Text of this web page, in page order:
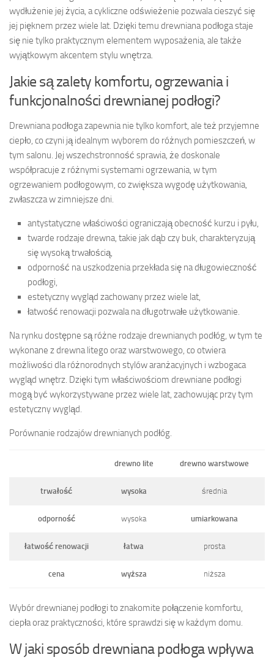
wydłużenie jej życia, a cykliczne odświeżenie pozwala cieszyć się
jej pięknem przez wiele lat. Dzięki temu drewniana podłoga staje
się nie tylko praktycznym elementem wyposażenia, ale także
wyjątkowym akcentem stylu wnętrza.
Jakie są zalety komfortu, ogrzewania i
funkcjonalności drewnianej podłogi?
Drewniana podłoga zapewnia nie tylko komfort, ale też przyjemne
ciepło, co czyni ją idealnym wyborem do różnych pomieszczeń, w
tym salonu. Jej wszechstronność sprawia, że doskonale
współpracuje z różnymi systemami ogrzewania, w tym
ogrzewaniem podłogowym, co zwiększa wygodę użytkowania,
zwłaszcza w zimniejsze dni.
antystatyczne właściwości ograniczają obecność kurzu i pyłu,
twarde rodzaje drewna, takie jak dąb czy buk, charakteryzują
się wysoką trwałością,
odporność na uszkodzenia przekłada się na długowieczność
podłogi,
estetyczny wygląd zachowany przez wiele lat,
łatwość renowacji pozwala na długotrwałe użytkowanie.
Na rynku dostępne są różne rodzaje drewnianych podłóg, w tym te
wykonane z drewna litego oraz warstwowego, co otwiera
możliwości dla różnorodnych stylów aranżacyjnych i wzbogaca
wygląd wnętrz. Dzięki tym właściwościom drewniane podłogi
mogą być wykorzystywane przez wiele lat, zachowując przy tym
estetyczny wygląd.
Porównanie rodzajów drewnianych podłóg.
drewno lite drewno warstwowe
trwałość wysoka średnia
odporność wysoka umiarkowana
łatwość renowacji łatwa prosta
cena wyższa niższa
Wybór drewnianej podłogi to znakomite połączenie komfortu,
ciepła oraz praktyczności, które sprawdzi się w każdym domu.
W jaki sposób drewniana podłoga wpływa